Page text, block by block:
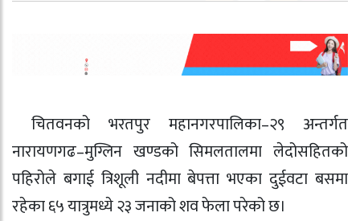
चितवनको भरतपुर महानगरपालिका–२९ अन्तर्गत
नारायणगढ–मुग्लिन खण्डको सिमलतालमा लेदोसहितको
पहिरोले बगाई त्रिशूली नदीमा बेपत्ता भएका दुईवटा बसमा
रहेका ६५ यात्रुमध्ये २३ जनाको शव फेला परेको छ।